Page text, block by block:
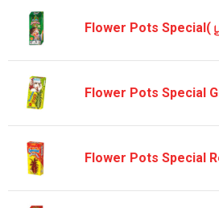
Flower Pots
Flower Pots Special
Flower Pots Special